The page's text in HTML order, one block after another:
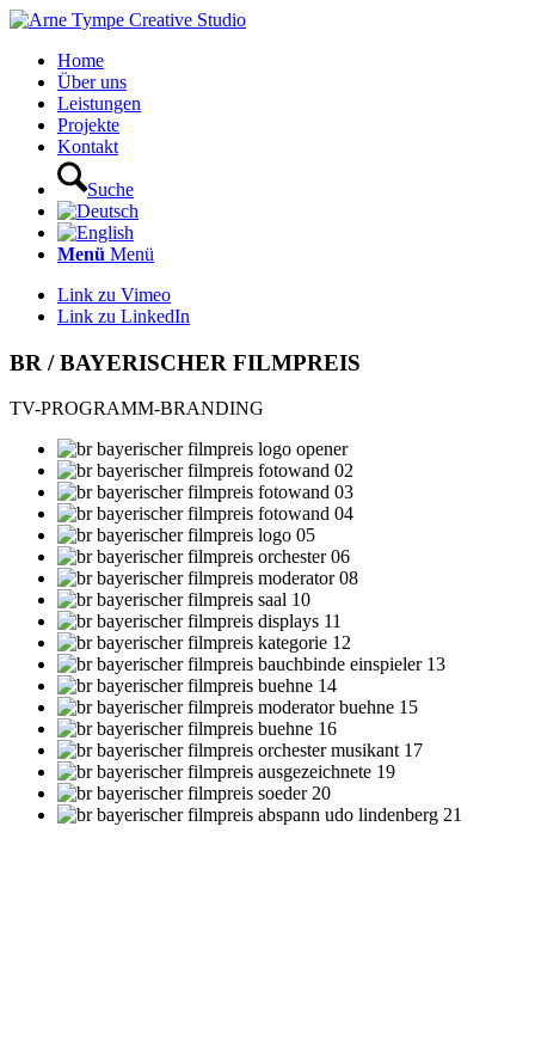
Home
Über uns
Leistungen
Projekte
Kontakt
Suche
Menü Menü
Link zu Vimeo
Link zu LinkedIn
BR / BAYERISCHER FILMPREIS
TV-PROGRAMM-BRANDING